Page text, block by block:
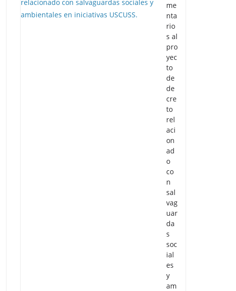
me
nta
rio
s al
pro
yec
to
de
de
cre
to
rel
aci
on
ad
o
co
n
sal
vag
uar
da
s
soc
ial
es
y
am